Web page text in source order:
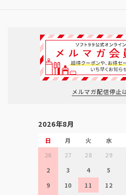
メルマガ配信停止
2026年8月
日 月 火 水
26
27 28 29
2
3 4 5
9
10 11 12